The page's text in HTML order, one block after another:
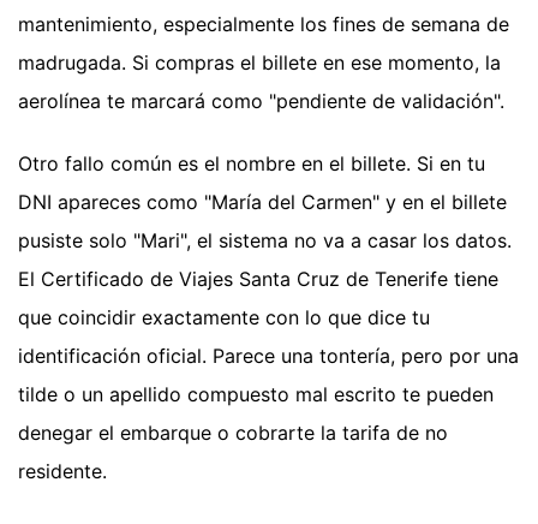
mantenimiento, especialmente los fines de semana de
madrugada. Si compras el billete en ese momento, la
aerolínea te marcará como "pendiente de validación".
Otro fallo común es el nombre en el billete. Si en tu
DNI apareces como "María del Carmen" y en el billete
pusiste solo "Mari", el sistema no va a casar los datos.
El Certificado de Viajes Santa Cruz de Tenerife tiene
que coincidir exactamente con lo que dice tu
identificación oficial. Parece una tontería, pero por una
tilde o un apellido compuesto mal escrito te pueden
denegar el embarque o cobrarte la tarifa de no
residente.